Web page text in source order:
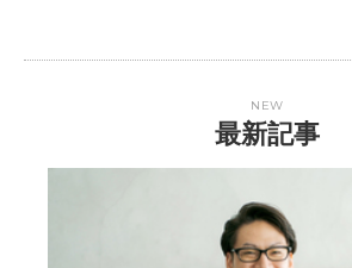
NEW
最新記事